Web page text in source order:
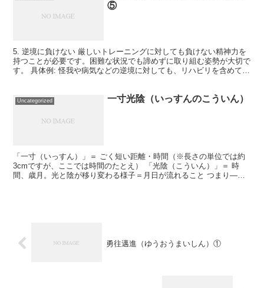
⑤
5. 逆境に負けない 厳しいトレーニングに対しても負けない精神力を
持つことが必要です。困難な状況でも諦めずに取り組む姿勢が大切で
す。 具体例: 怪我や病気などの逆境に対しても、リハビリを含めて計
Uncategorized 一寸光陰（いっすんのこういん）
「一寸（いっすん）」＝ ごく短い距離・時間（※長さの単位では約
3cmですが、ここでは時間のたとえ） 「光陰（こういん）」＝ 時
間、歳月。光と陰が移り変わる様子＝月日が流れること つまり――
勇往邁進（ゆうおうまいしん）①